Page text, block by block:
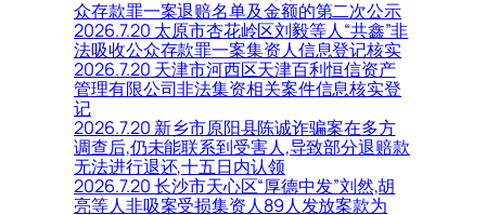
众存款罪一案退赔名单及金额的第二次公示
2026.7.20 太原市杏花岭区刘毅等人“共鑫”非
法吸收公众存款罪一案集资人信息登记核实
2026.7.20 天津市河西区天津百利恒信资产
管理有限公司非法集资相关案件信息核实登
记
2026.7.20 新乡市原阳县陈诚诈骗案在多方
调查后,仍未能联系到受害人,导致部分退赔款
无法进行退还,十五日内认领
2026.7.20 长沙市天心区“厚德中发”刘然,胡
亮等人非吸案受损集资人89人发放案款为